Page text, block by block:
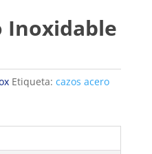
Inoxidable
Etiqueta: cazos acero